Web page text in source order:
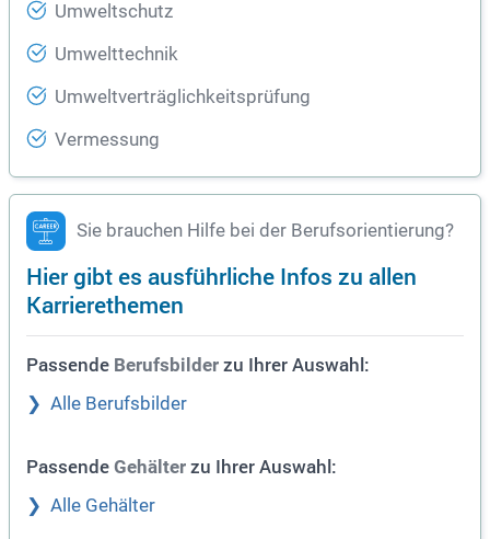
Umweltschutz
Umwelttechnik
Umweltverträglichkeitsprüfung
Vermessung
Sie brauchen Hilfe bei der Berufsorientierung?
Hier gibt es ausführliche Infos zu allen
Karrierethemen
Passende Berufsbilder zu Ihrer Auswahl:
Alle Berufsbilder
Passende Gehälter zu Ihrer Auswahl:
Alle Gehälter